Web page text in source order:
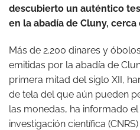
descubierto un auténtico
en la abadía de Cluny, cerca
Más de 2.200 dinares y
emitidas por la abadía de
primera mitad del siglo XII,
de tela del que aún pueden
las monedas, ha informado
investigación científica